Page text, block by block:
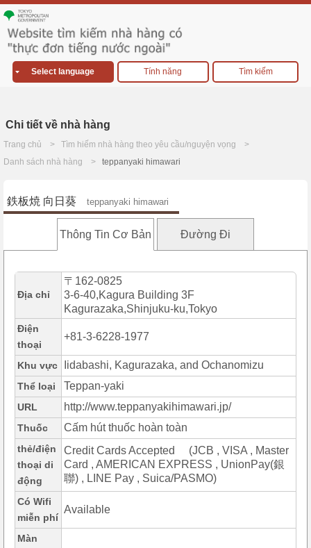
Select language Tính năng Tìm kiếm
Chi tiết về nhà hàng
Trang chủ
Tìm hiếm nhà hàng theo yêu cầu/nguyện vọng
Danh sách nhà hàng
teppanyaki himawari
鉄板焼 向日葵 teppanyaki himawari
Thông Tin Cơ Bản Đường Đi
Địa chỉ
〒162-0825
3-6-40,Kagura Building 3F
Kagurazaka,Shinjuku-ku,Tokyo
Điện
thoại
+81-3-6228-1977
Khu vực Iidabashi, Kagurazaka, and Ochanomizu
Thể loại Teppan-yaki
URL http://www.teppanyakihimawari.jp/
Thuốc Cấm hút thuốc hoàn toàn
thẻ/điện
thoại di
động
Credit Cards Accepted (JCB , VISA , Master
Card , AMERICAN EXPRESS , UnionPay(銀
聯) , LINE Pay , Suica/PASMO)
Có Wifi
miễn phí
Available
Màn